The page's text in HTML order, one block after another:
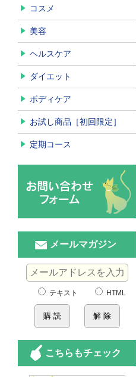
コスメ
美容
ヘルスケア
ダイエット
ボディケア
お試し商品［初回限定］
定期コース
メールマガジン
テキスト HTML
こちらもチェック